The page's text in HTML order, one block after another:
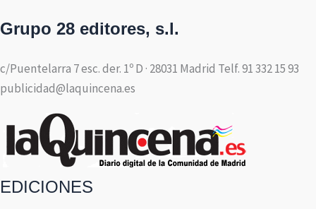
Grupo 28 editores, s.l.
c/Puentelarra 7 esc. der. 1º D · 28031 Madrid Telf. 91 332 15 93
publicidad@laquincena.es
EDICIONES